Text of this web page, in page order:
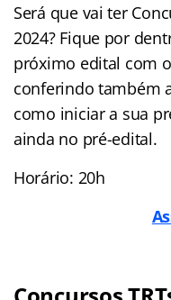
Será que vai ter
2024? Fique por
próximo edital com
conferindo também
como iniciar a sua
ainda no pré-edital.
Horário: 20h